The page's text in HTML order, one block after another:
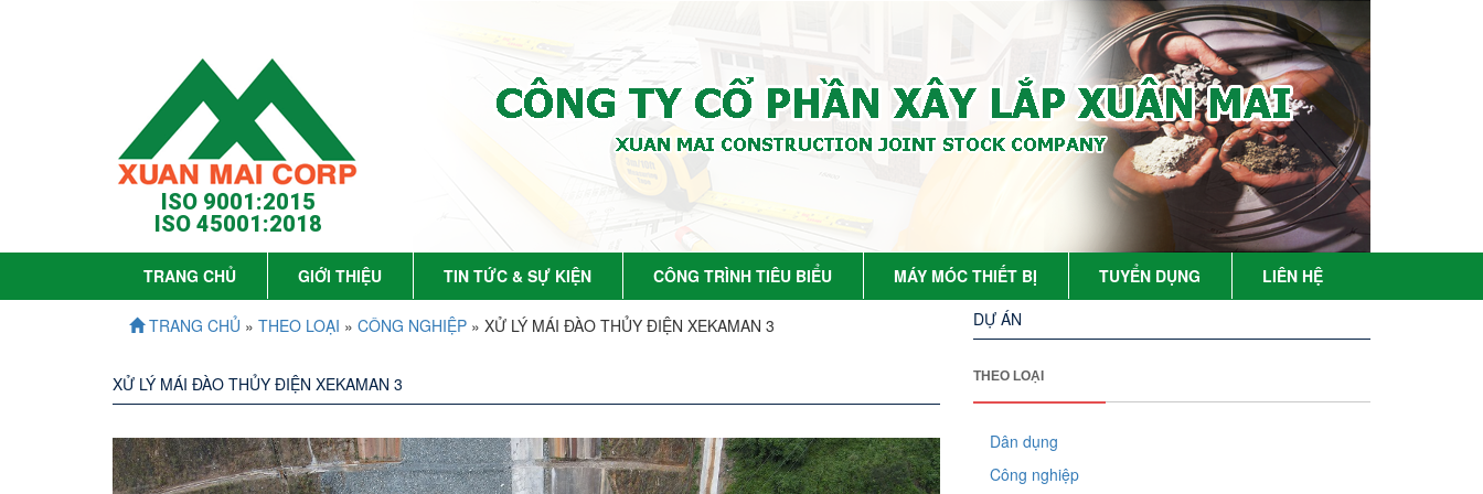
ISO 9001:2015
ISO 45001:2018
TRANG CHỦ GIỚI THIỆU TIN TỨC & SỰ KIỆN CÔNG TRÌNH TIÊU BIỂU MÁY MÓC THIẾT BỊ TUYỂN DỤNG LIÊN HỆ
TRANG CHỦ » THEO LOẠI » CÔNG NGHIỆP » XỬ LÝ MÁI ĐÀO THỦY ĐIỆN XEKAMAN 3
XỬ LÝ MÁI ĐÀO THỦY ĐIỆN XEKAMAN 3
DỰ ÁN
THEO LOẠI
Dân dụng
Công nghiệp